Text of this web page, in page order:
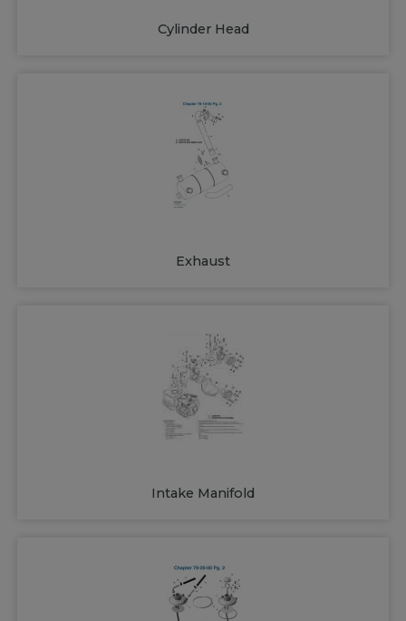
Cylinder Head
Exhaust
Intake Manifold